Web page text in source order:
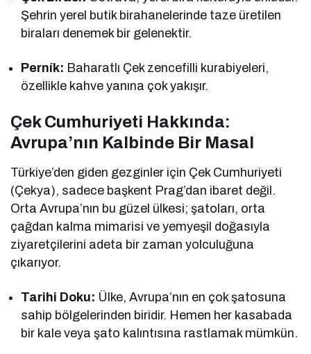
Şehrin yerel butik birahanelerinde taze üretilen
biraları denemek bir gelenektir.
Perník: Baharatlı Çek zencefilli kurabiyeleri,
özellikle kahve yanına çok yakışır.
Çek Cumhuriyeti Hakkında:
Avrupa’nın Kalbinde Bir Masal
Türkiye’den giden gezginler için Çek Cumhuriyeti
(Çekya), sadece başkent Prag’dan ibaret değil.
Orta Avrupa’nın bu güzel ülkesi; şatoları, orta
çağdan kalma mimarisi ve yemyeşil doğasıyla
ziyaretçilerini adeta bir zaman yolculuğuna
çıkarıyor.
Tarihi Doku: Ülke, Avrupa’nın en çok şatosuna
sahip bölgelerinden biridir. Hemen her kasabada
bir kale veya şato kalıntısına rastlamak mümkün.